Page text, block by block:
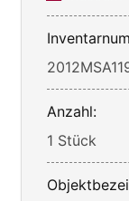
Anzahl:
1 Stück